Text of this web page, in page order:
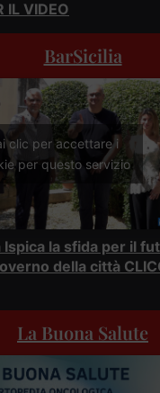
IL VIDEO
BarSicilia
clic per accettare i
per questo servizio
Ispica la sfida per il
della città
La Buona Salute